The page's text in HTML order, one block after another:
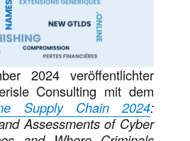
2024 veröffentlichter
Consulting mit dem
Supply Chain 2024:
Assessments of Cyber